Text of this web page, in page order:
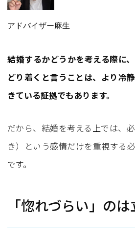
アドバイザー麻生
結婚するかどうかを考える際に
どり着くと言うことは、より冷
きている証拠でもあります。
だから、結婚を考える上では、
き）という感情だけを重視する
です。
「惚れづらい」の